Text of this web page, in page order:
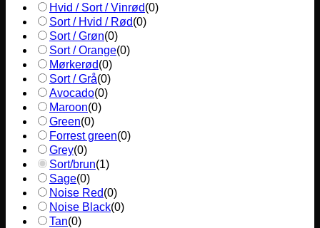
Hvid / Sort / Vinrød(0)
Sort / Hvid / Rød(0)
Sort / Grøn(0)
Sort / Orange(0)
Mørkerød(0)
Sort / Grå(0)
Avocado(0)
Maroon(0)
Green(0)
Forrest green(0)
Grey(0)
Sort/brun(1)
Sage(0)
Noise Red(0)
Noise Black(0)
Tan(0)